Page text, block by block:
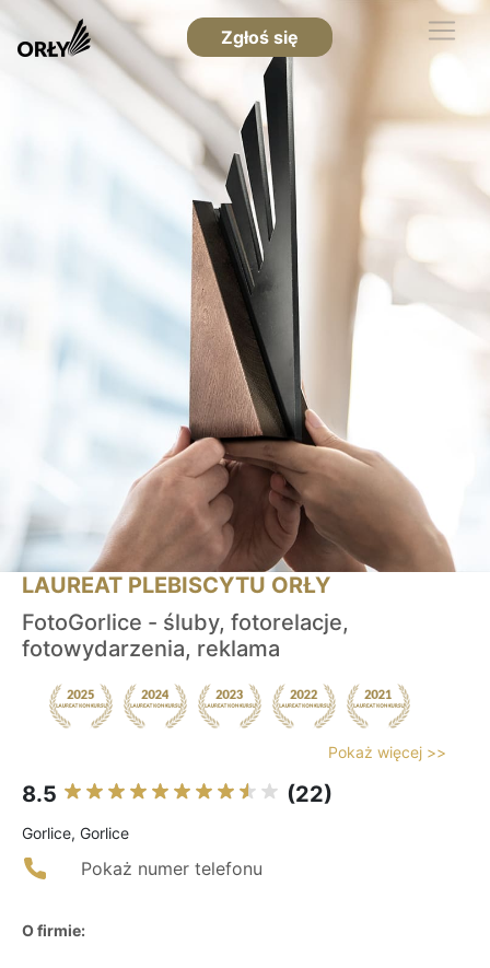
Zgłoś się
LAUREAT PLEBISCYTU ORŁY
FotoGorlice - śluby, fotorelacje,
fotowydarzenia, reklama
Pokaż więcej >>
8.5 (22)
Gorlice, Gorlice
Pokaż numer telefonu
O firmie: